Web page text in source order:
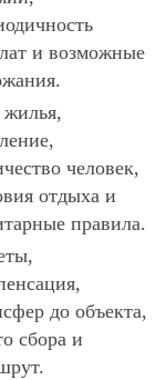
и возможные
человек,
отдыха и
правила.
до объекта,
сбора и